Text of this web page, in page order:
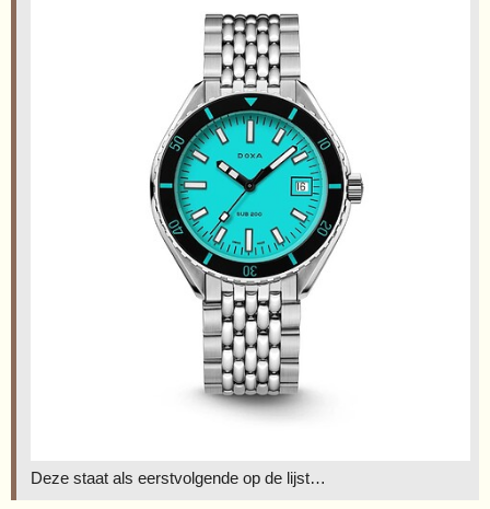
Deze staat als eerstvolgende op de lijst…